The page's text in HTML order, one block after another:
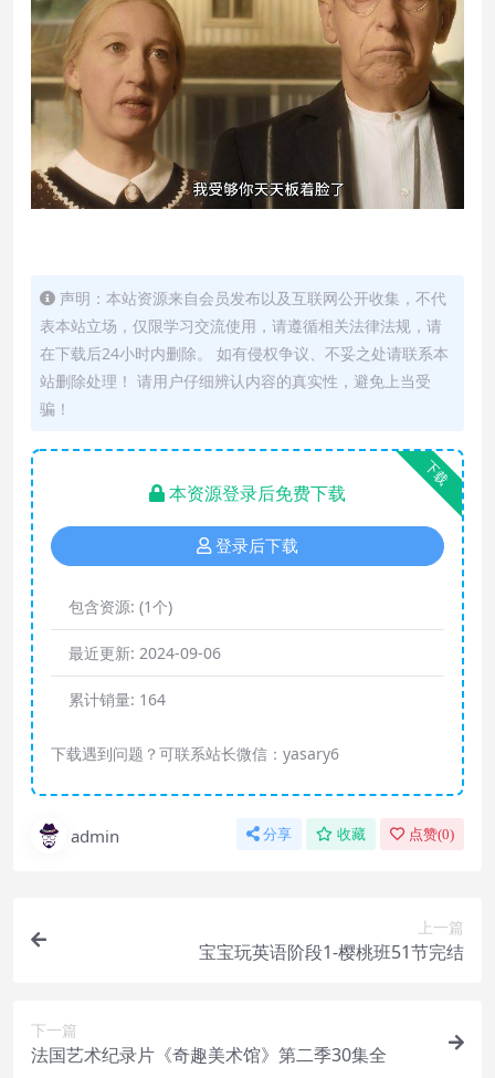
声明：本站资源来自会员发布以及互联网公开收集，不代
表本站立场，仅限学习交流使用，请遵循相关法律法规，请
在下载后24小时内删除。 如有侵权争议、不妥之处请联系本
站删除处理！ 请用户仔细辨认内容的真实性，避免上当受
骗！
下载
本资源登录后免费下载
登录后下载
包含资源: (1个)
最近更新: 2024-09-06
累计销量: 164
下载遇到问题？可联系站长微信：yasary6
admin 分享 收藏 点赞(0)
上一篇
宝宝玩英语阶段1-樱桃班51节完结
下一篇
法国艺术纪录片《奇趣美术馆》第二季30集全